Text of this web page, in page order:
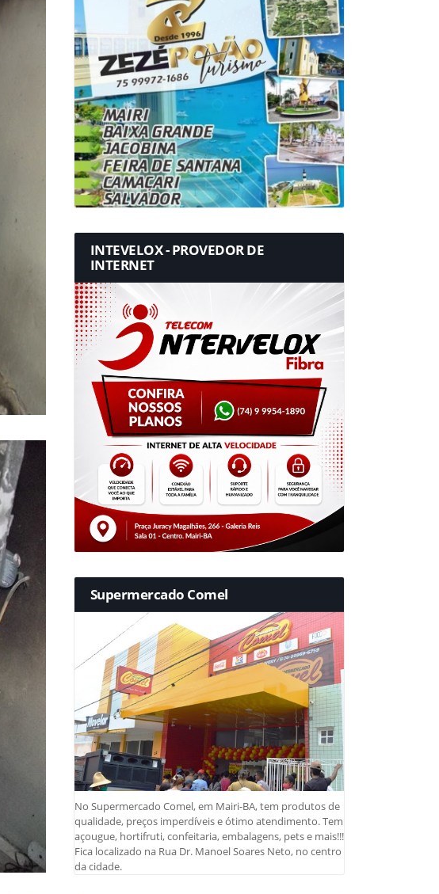
INTEVELOX - PROVEDOR DE
INTERNET
Supermercado Comel
No Supermercado Comel, em Mairi-BA, tem produtos de
qualidade, preços imperdíveis e ótimo atendimento. Tem
açougue, hortifruti, confeitaria, embalagens, pets e mais!!!
Fica localizado na Rua Dr. Manoel Soares Neto, no centro
da cidade.